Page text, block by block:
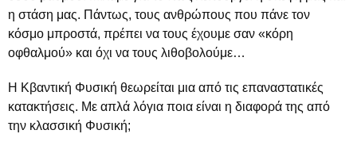
η στάση μας. Πάντως, τους ανθρώπους που πάνε τον
κόσμο μπροστά, πρέπει να τους έχουμε σαν «κόρη
οφθαλμού» και όχι να τους λιθοβολούμε…
Η Κβαντική Φυσική θεωρείται μια από τις επαναστατικές
κατακτήσεις. Με απλά λόγια ποια είναι η διαφορά της από
την κλασσική Φυσική;